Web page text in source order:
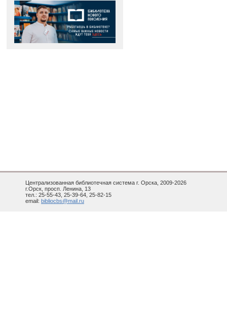
Централизованная библиотечная система г. Орска, 2009-2026
г.Орск, просп. Ленина, 13
тел.: 25-55-43, 25-39-64, 25-82-15
email: bibliocbs@mail.ru